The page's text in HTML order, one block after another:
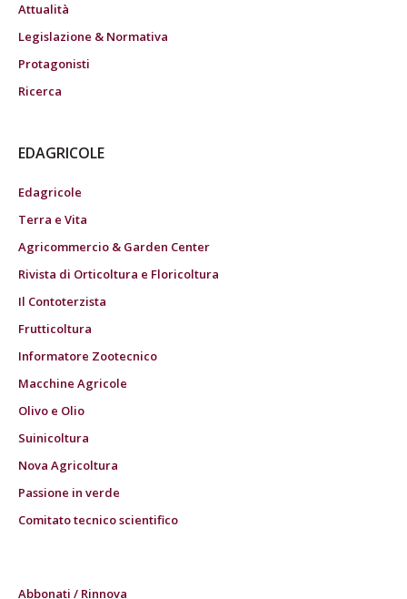
Attualità
Legislazione & Normativa
Protagonisti
Ricerca
EDAGRICOLE
Edagricole
Terra e Vita
Agricommercio & Garden Center
Rivista di Orticoltura e Floricoltura
Il Contoterzista
Frutticoltura
Informatore Zootecnico
Macchine Agricole
Olivo e Olio
Suinicoltura
Nova Agricoltura
Passione in verde
Comitato tecnico scientifico
Abbonati / Rinnova